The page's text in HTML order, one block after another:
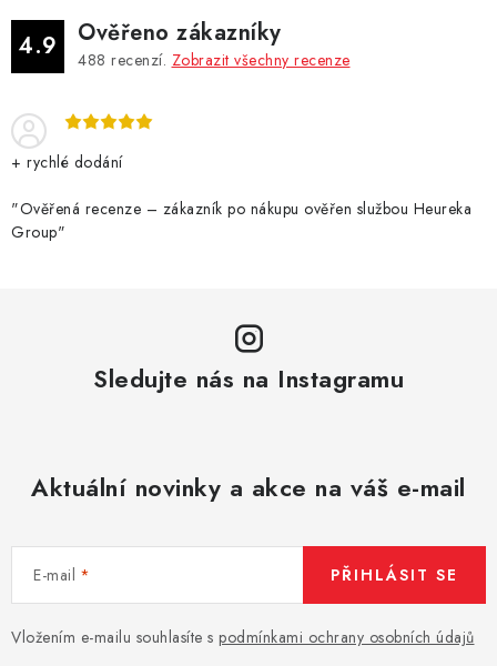
4.9 Ověřeno zákazníky
488 recenzí. Zobrazit všechny recenze
+ rychlé dodání
"Ověřená recenze – zákazník po nákupu ověřen službou Heureka
Group"
Sledujte nás na Instagramu
Aktuální novinky a akce na váš e-mail
E-mail
Vložením e-mailu souhlasíte s podmínkami ochrany osobních údajů
PŘIHLÁSIT SE